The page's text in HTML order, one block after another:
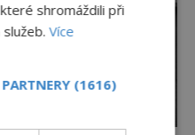
shromáždili při
služeb.Více
(1616)